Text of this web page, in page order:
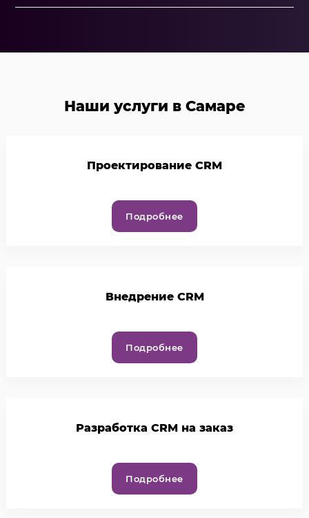
Наши услуги в Самаре
Проектирование CRM
Подробнее
Внедрение CRM
Подробнее
Разработка CRM на заказ
Подробнее